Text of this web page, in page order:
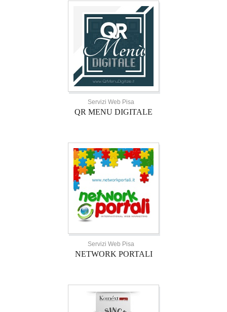
Servizi Web Pisa
QR MENU DIGITALE
Servizi Web Pisa
NETWORK PORTALI